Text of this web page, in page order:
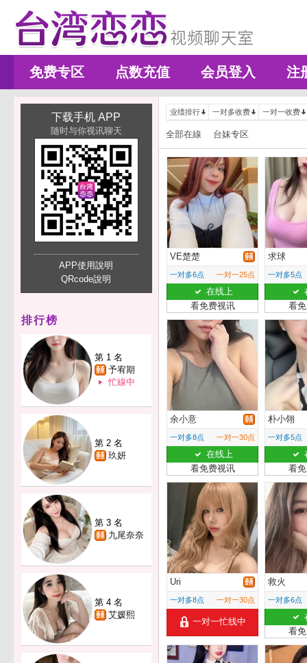
免费专区 点数充值 会员登入 注
下载手机 APP
随时与你视讯聊天
APP使用說明
QRcode說明
排行榜
第 1 名
予宥期
忙線中
第 2 名
玖妍
第 3 名
九尾奈奈
第 4 名
艾媛熙
业绩排行 一对多收费 一对一收费
全部在線 台妹专区
VE楚楚
一对多6点 一对一25点
在线上
看免费视讯
求球
一对多5点
看
余小意
一对多8点 一对一30点
在线上
看免费视讯
朴小翎
一对多5点
看
Uri
一对多8点 一对一30点
一对一忙线中
救火
一对多6点
看